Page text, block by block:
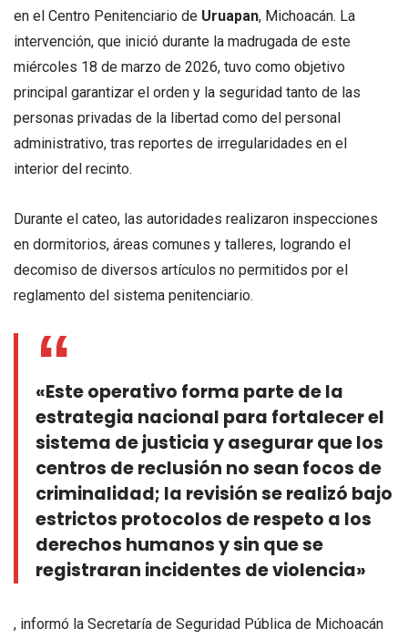
en el Centro Penitenciario de Uruapan, Michoacán. La
intervención, que inició durante la madrugada de este
miércoles 18 de marzo de 2026, tuvo como objetivo
principal garantizar el orden y la seguridad tanto de las
personas privadas de la libertad como del personal
administrativo, tras reportes de irregularidades en el
interior del recinto.
Durante el cateo, las autoridades realizaron inspecciones
en dormitorios, áreas comunes y talleres, logrando el
decomiso de diversos artículos no permitidos por el
reglamento del sistema penitenciario.
«Este operativo forma parte de la
estrategia nacional para fortalecer el
sistema de justicia y asegurar que los
centros de reclusión no sean focos de
criminalidad; la revisión se realizó bajo
estrictos protocolos de respeto a los
derechos humanos y sin que se
registraran incidentes de violencia»
, informó la Secretaría de Seguridad Pública de Michoacán